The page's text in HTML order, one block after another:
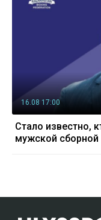
16.08 17:00
Стало известно,
мужской сборной